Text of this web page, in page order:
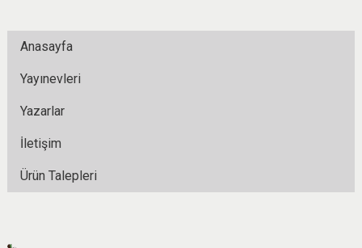
Anasayfa
Yayınevleri
Yazarlar
İletişim
Ürün Talepleri